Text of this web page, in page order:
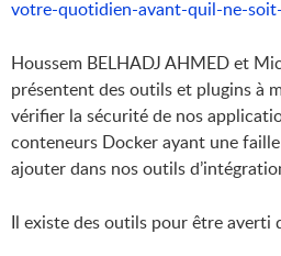
votre-quotidien-avant-quil-ne-
Houssem BELHADJ AHMED et
présentent des outils et plugins à
vérifier la sécurité de nos
conteneurs Docker ayant une
ajouter dans nos outils
Il existe des outils pour être averti